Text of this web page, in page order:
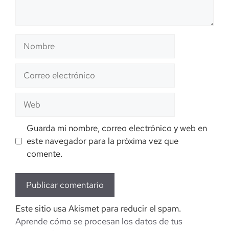
Nombre
electrónico
Guarda mi nombre, correo electrónico y web en
este navegador para la próxima vez que
comente.
Este sitio usa Akismet para reducir el spam.
Aprende cómo se procesan los datos de tus